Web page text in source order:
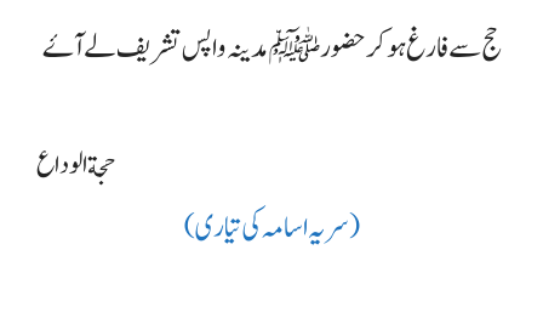
حج سے فارغ ہوکر حضور ﷺ مدینہ واپس تشریف لے آۓ
حجةالوداع
(سریہ اسامہ کی تیاری)